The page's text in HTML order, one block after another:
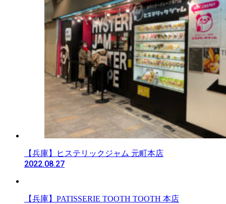
【兵庫】ヒステリックジャム 元町本店
2022.08.27
【兵庫】PATISSERIE TOOTH TOOTH 本店